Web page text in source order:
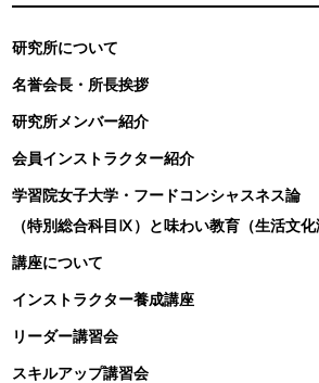
研究所について
名誉会長・所長挨拶
研究所メンバー紹介
会員インストラクター紹介
学習院女子大学・フードコンシャスネス論
（特別総合科目Ⅸ）と味わい教育（生活文化
講座について
インストラクター養成講座
リーダー講習会
スキルアップ講習会